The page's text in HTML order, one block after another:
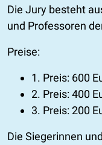
Die Jury besteht
und Professoren
Preise:
1. Preis: 600
2. Preis: 400
3. Preis: 200
Die Siegerinnen